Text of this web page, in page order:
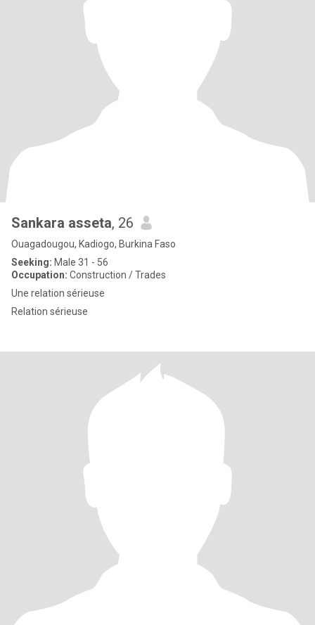
Sankara asseta, 26
Ouagadougou, Kadiogo, Burkina Faso
Seeking: Male 31 - 56
Occupation: Construction / Trades
Une relation sérieuse
Relation sérieuse